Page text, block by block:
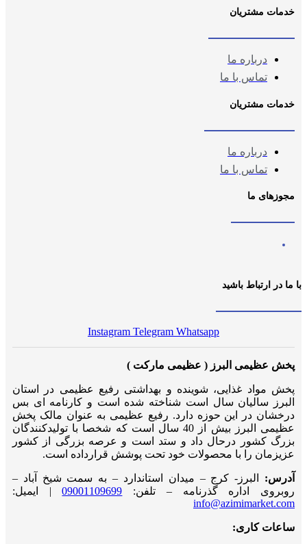
خدمات مشتریان
درباره ما
تماس با ما
خدمات مشتریان
درباره ما
تماس با ما
مجوزهای ما
با ما در ارتباط باشید
Instagram Telegram Whatsapp
پخش عظیمی البرز ( عظیمی مارکت )
پخش مواد غذایی، شوینده و بهداشتی رفیع عظیمی در استان
البرز سالیان سال است شناخته شده است و کارنامه ای بس
درخشان در این حوزه دارد. رفیع عظیمی به عنوان مالک پخش
عظیمی البرز بیش از 40 سال است که شخصا با تولیدکنندگان
بزرگ کشور درحال داد و ستد است و عرصه بزرگی از کشور
عزیزمان را با محصولات خود تحت پوشش قرارداده است.
آدرس:
البرز- کرج – میدان استاندارد – به سمت شیخ آباد –
روبروی اداره گذرنامه – تلفن: 09001109699| ایمیل:
info@azimimarket.com
ساعات کاری: